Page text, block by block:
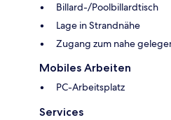
Billard-/Poolbillardtisch
Lage in Strandnähe
Zugang zum nahe
Mobiles Arbeiten
PC-Arbeitsplatz
Services